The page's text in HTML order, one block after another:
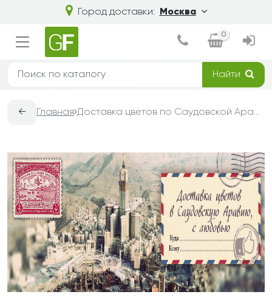
Город доставки: Москва
0
Найти
← Главная Доставка цветов по Саудовской Аравии